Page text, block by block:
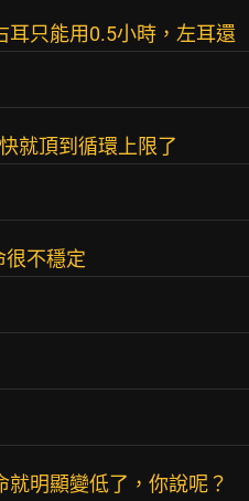
耳只能用0.5小時，左耳還
就頂到循環上限了
很不穩定
就明顯變低了，你說呢？